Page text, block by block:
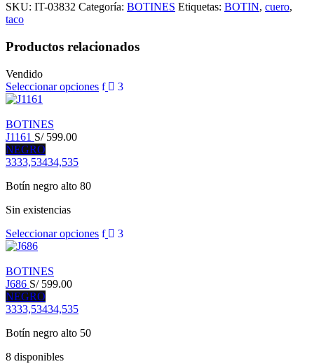
SKU: IT-03832 Categoría: BOTINES Etiquetas: BOTIN, cuero,
taco
Productos relacionados
Vendido
Seleccionar opciones
BOTINES
J1161 S/599.00
NEGRO
3333,53434,535
Botín negro alto 80
Sin existencias
Seleccionar opciones
BOTINES
J686 S/599.00
NEGRO
3333,53434,535
Botín negro alto 50
8 disponibles